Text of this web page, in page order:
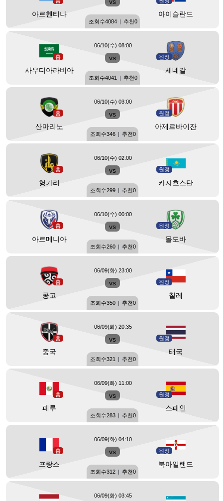
아르헨티나 아이슬란드
조회수4084 | 추천0
홈
사우디아라비아
vs 원정
세네갈
06/10(수) 08:00
조회수4041 | 추천0
홈
산마리노
vs 원정
아제르바이잔
06/10(수) 03:00
조회수346 | 추천0
홈
헝가리
vs 원정
카자흐스탄
06/10(수) 02:00
조회수299 | 추천0
홈
아르메니아
vs 원정
몰도바
06/10(수) 00:00
조회수260 | 추천0
홈
콩고
vs 원정
칠레
06/09(화) 23:00
조회수350 | 추천0
홈
중국
vs 원정
태국
06/09(화) 20:35
조회수321 | 추천0
홈
페루
vs 원정
스페인
06/09(화) 11:00
조회수283 | 추천0
홈
프랑스
vs 원정
북아일랜드
06/09(화) 04:10
조회수312 | 추천0
06/09(화) 03:45